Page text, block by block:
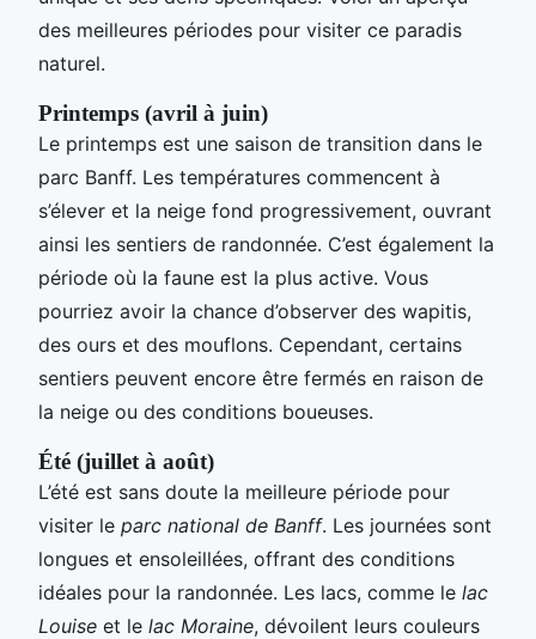
des meilleures périodes pour visiter ce paradis
naturel.
Printemps (avril à juin)
Le printemps est une saison de transition dans le
parc Banff. Les températures commencent à
s’élever et la neige fond progressivement, ouvrant
ainsi les sentiers de randonnée. C’est également la
période où la faune est la plus active. Vous
pourriez avoir la chance d’observer des wapitis,
des ours et des mouflons. Cependant, certains
sentiers peuvent encore être fermés en raison de
la neige ou des conditions boueuses.
Été (juillet à août)
L’été est sans doute la meilleure période pour
visiter le parc national de Banff. Les journées sont
longues et ensoleillées, offrant des conditions
idéales pour la randonnée. Les lacs, comme le lac
Louise et le lac Moraine, dévoilent leurs couleurs